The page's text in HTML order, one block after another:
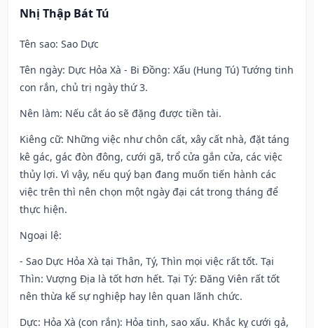
Nhị Thập Bát Tú
Tên sao: Sao Dực
Tên ngày: Dực Hỏa Xà - Bi Đồng: Xấu (Hung Tú) Tướng tinh
con rắn, chủ trị ngày thứ 3.
Nên làm: Nếu cắt áo sẽ đặng được tiền tài.
Kiêng cữ: Những việc như chôn cất, xây cất nhà, đặt táng
kê gác, gác đòn đông, cưới gã, trổ cửa gắn cửa, các việc
thủy lợi. Vì vậy, nếu quý bạn đang muốn tiến hành các
việc trên thì nên chọn một ngày đại cát trong tháng để
thực hiện.
Ngoại lệ:
- Sao Dực Hỏa Xà tại Thân, Tý, Thìn mọi việc rất tốt. Tại
Thìn: Vượng Địa là tốt hơn hết. Tại Tý: Đăng Viên rất tốt
nên thừa kế sự nghiệp hay lên quan lãnh chức.
Dực: Hỏa Xà (con rắn): Hỏa tinh, sao xấu. Khắc kỵ cưới gả,